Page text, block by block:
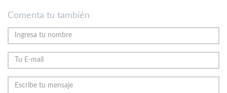
Comenta tu también